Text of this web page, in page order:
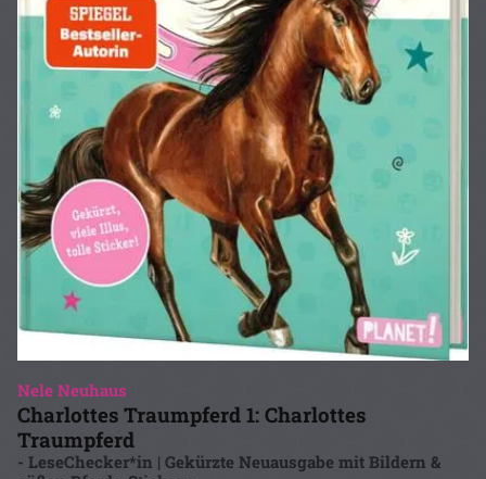
Nele Neuhaus
Charlottes Traumpferd 1: Charlottes
Traumpferd
- LeseChecker*in | Gekürzte Neuausgabe mit Bildern &